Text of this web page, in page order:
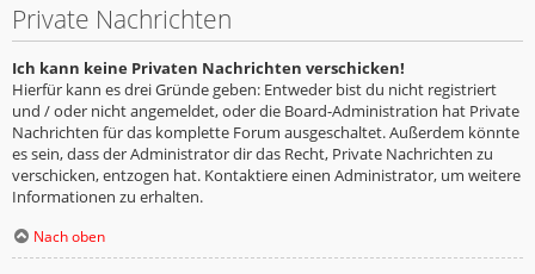
Private Nachrichten
Ich kann keine Privaten Nachrichten verschicken!
Hierfür kann es drei Gründe geben: Entweder bist du nicht registriert
und / oder nicht angemeldet, oder die Board-Administration hat Private
Nachrichten für das komplette Forum ausgeschaltet. Außerdem könnte
es sein, dass der Administrator dir das Recht, Private Nachrichten zu
verschicken, entzogen hat. Kontaktiere einen Administrator, um weitere
Informationen zu erhalten.
Nach oben